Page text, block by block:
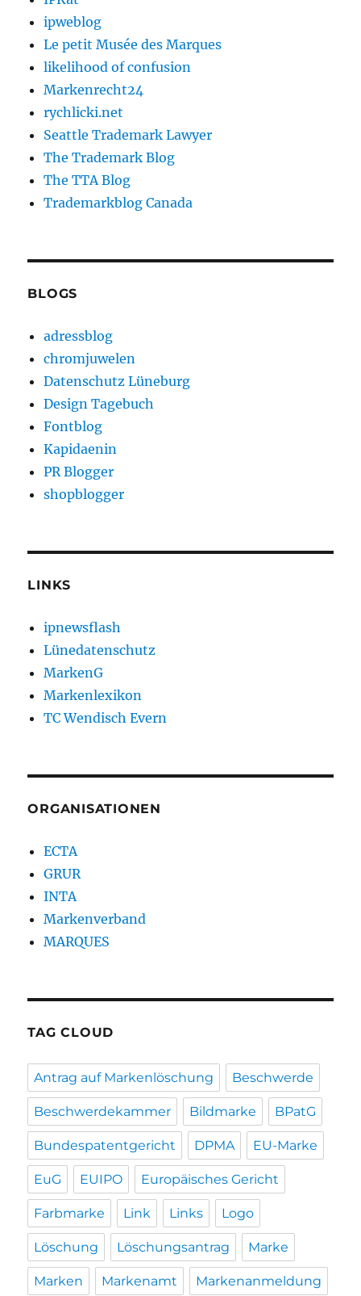
ipweblog
Le petit Musée des Marques
likelihood of confusion
Markenrecht24
rychlicki.net
Seattle Trademark Lawyer
The Trademark Blog
The TTA Blog
Trademarkblog Canada
BLOGS
adressblog
chromjuwelen
Datenschutz Lüneburg
Design Tagebuch
Fontblog
Kapidaenin
PR Blogger
shopblogger
LINKS
ipnewsflash
Lünedatenschutz
MarkenG
Markenlexikon
TC Wendisch Evern
ORGANISATIONEN
ECTA
GRUR
INTA
Markenverband
MARQUES
TAG CLOUD
Antrag auf Markenlöschung Beschwerde
Beschwerdekammer Bildmarke BPatG
Bundespatentgericht DPMA EU-Marke
EuG EUIPO Europäisches Gericht
Farbmarke Link Links Logo
Löschung Löschungsantrag Marke
Marken Markenamt Markenanmeldung